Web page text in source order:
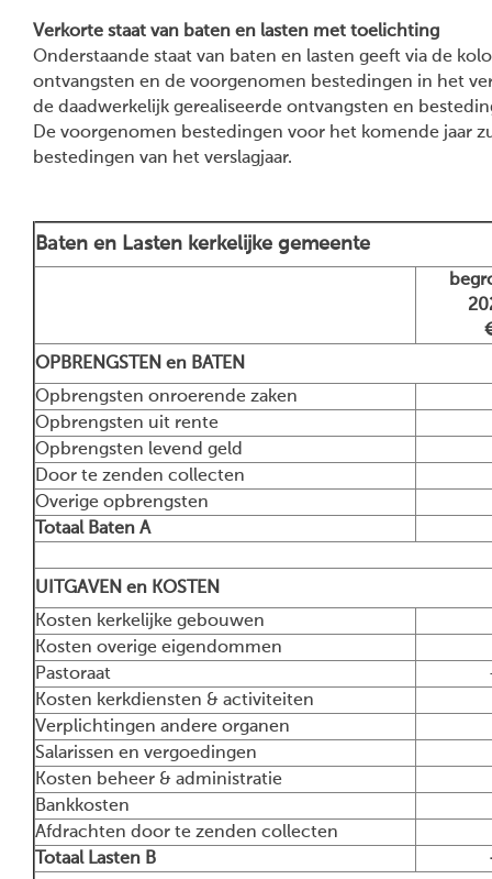
Verkorte staat van baten en lasten met toelichting
Onderstaande staat van baten en lasten geeft via de
ontvangsten en de voorgenomen bestedingen in het
de daadwerkelijk gerealiseerde ontvangsten en
De voorgenomen bestedingen voor het komende jaar
bestedingen van het verslagjaar.
Baten en Lasten kerkelijke gemeente
OPBRENGSTEN en BATEN
Opbrengsten onroerende zaken
Opbrengsten uit rente
Opbrengsten levend geld
Door te zenden collecten
Overige opbrengsten
Totaal Baten A
UITGAVEN en KOSTEN
Kosten kerkelijke gebouwen
Kosten overige eigendommen
Pastoraat
-
Kosten kerkdiensten & activiteiten
Verplichtingen andere organen
Salarissen en vergoedingen
Kosten beheer & administratie
Bankkosten
Afdrachten door te zenden collecten
Totaal Lasten B
-